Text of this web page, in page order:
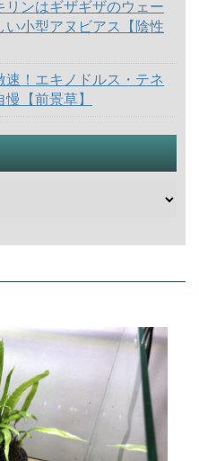
リンはギザギザのウェー
小型アヌビアス【陰性
速！エキノドルス・テネ
【前景草】